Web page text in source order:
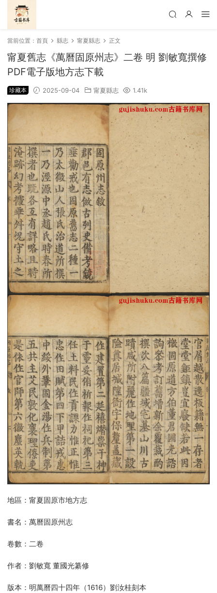
當前位置： 首頁 縣志 甯夏縣志 正文
甯夏舊志《萬曆固原州志》二卷 明 劉敏寬撰修
PDF電子版地方志下載
珍藏本 2025-09-04 甯夏縣志 1.41k
地區：甯夏固原市地方志
書名：萬曆固原州志
卷數：二卷
作者：劉敏寬 董國光纂修
版本：明萬曆四十四年（1616）劉汝桂刻本